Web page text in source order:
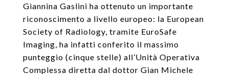
Giannina Gaslini ha ottenuto un importante
riconoscimento a livello europeo: la European
Society of Radiology, tramite EuroSafe
Imaging, ha infatti conferito il massimo
punteggio (cinque stelle) all’Unità Operativa
Complessa diretta dal dottor Gian Michele